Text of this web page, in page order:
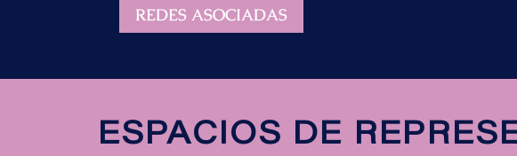
REDES ASOCIADAS
ESPACIOS DE